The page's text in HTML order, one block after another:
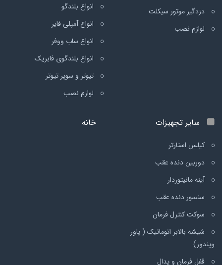
دزدگیر موتور سیکلت
لوازم نصب
انواع بلندگو
انواع آمپلی فایر
انواع ساب ووفر
انواع بلندگوی فابریک
تیوتر و سوپر تیوتر
لوازم نصب
سایر تجهیزات
کیلس استارتر
دوربین دنده عقب
آینه مانیتوردار
سنسور دنده عقب
سوکت کنترل فرمان
شیشه بالابر اتوماتیک ( پاور
ویندوز)
قفل فرمان و پدال
خانه